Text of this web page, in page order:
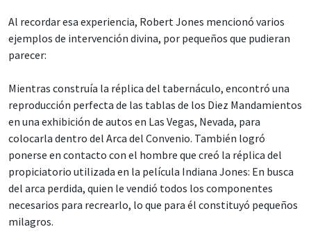
Al recordar esa experiencia, Robert Jones mencionó varios
ejemplos de intervención divina, por pequeños que pudieran
parecer:
Mientras construía la réplica del tabernáculo, encontró una
reproducción perfecta de las tablas de los Diez Mandamientos
en una exhibición de autos en Las Vegas, Nevada, para
colocarla dentro del Arca del Convenio. También logró
ponerse en contacto con el hombre que creó la réplica del
propiciatorio utilizada en la película Indiana Jones: En busca
del arca perdida, quien le vendió todos los componentes
necesarios para recrearlo, lo que para él constituyó pequeños
milagros.